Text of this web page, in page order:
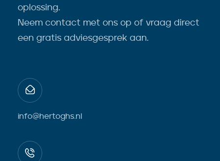
oplossing.
Neem contact met ons op of vraag direct
een gratis adviesgesprek aan.
info@hertoghs.nl